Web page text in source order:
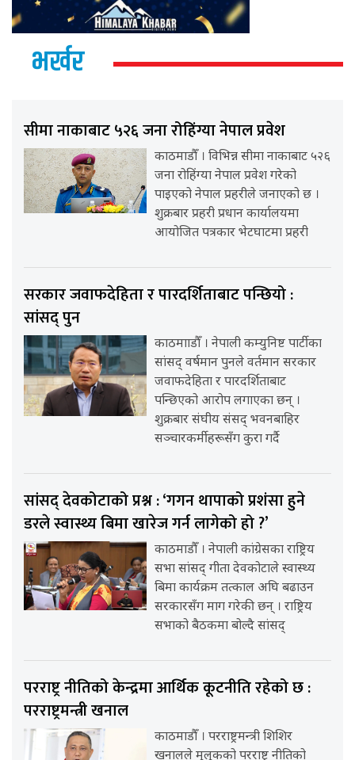
भर्खर
सीमा नाकाबाट ५२६ जना रोहिंग्या नेपाल प्रवेश
काठमाडौँ । विभिन्न सीमा नाकाबाट ५२६
जना रोहिंग्या नेपाल प्रवेश गरेको
पाइएको नेपाल प्रहरीले जनाएको छ ।
शुक्रबार प्रहरी प्रधान कार्यालयमा
आयोजित पत्रकार भेटघाटमा प्रहरी
सरकार जवाफदेहिता र पारदर्शिताबाट पन्छियो :
सांसद् पुन
काठमााडौँ । नेपाली कम्युनिष्ट पार्टीका
सांसद् वर्षमान पुनले वर्तमान सरकार
जवाफदेहिता र पारदर्शिताबाट
पन्छिएको आरोप लगाएका छन् ।
शुक्रबार संघीय संसद् भवनबाहिर
सञ्चारकर्मीहरूसँग कुरा गर्दै
सांसद् देवकोटाको प्रश्न : ‘गगन थापाको प्रशंसा हुने
डरले स्वास्थ्य बिमा खारेज गर्न लागेको हो ?’
काठमाडौँ । नेपाली कांग्रेसका राष्ट्रिय
सभा सांसद् गीता देवकोटाले स्वास्थ्य
बिमा कार्यक्रम तत्काल अघि बढाउन
सरकारसँग माग गरेकी छन् । राष्ट्रिय
सभाको बैठकमा बोल्दै सांसद्
परराष्ट्र नीतिको केन्द्रमा आर्थिक कूटनीति रहेको छ :
परराष्ट्रमन्त्री खनाल
काठमाडौँ । परराष्ट्रमन्त्री शिशिर
खनालले मुलुकको परराष्ट्र नीतिको